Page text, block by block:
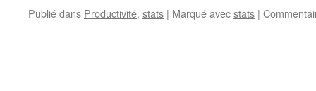
Publié dans Productivité, stats | Marqué avecstats |